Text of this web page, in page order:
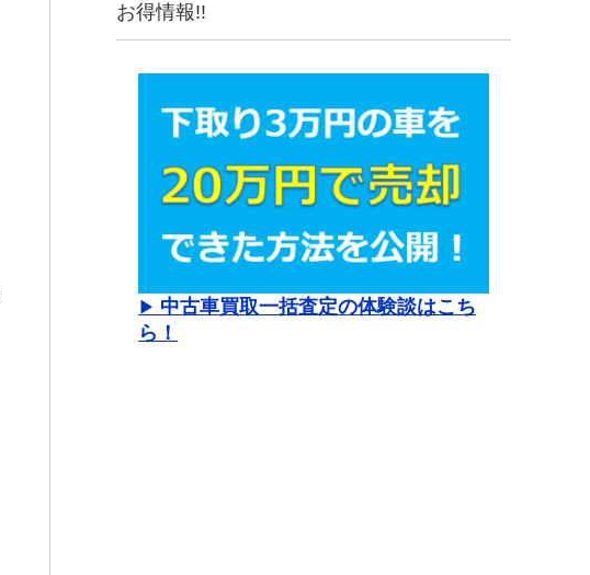
お得情報!!
▶ 中古車買取一括査定の体験談はこち
ら！